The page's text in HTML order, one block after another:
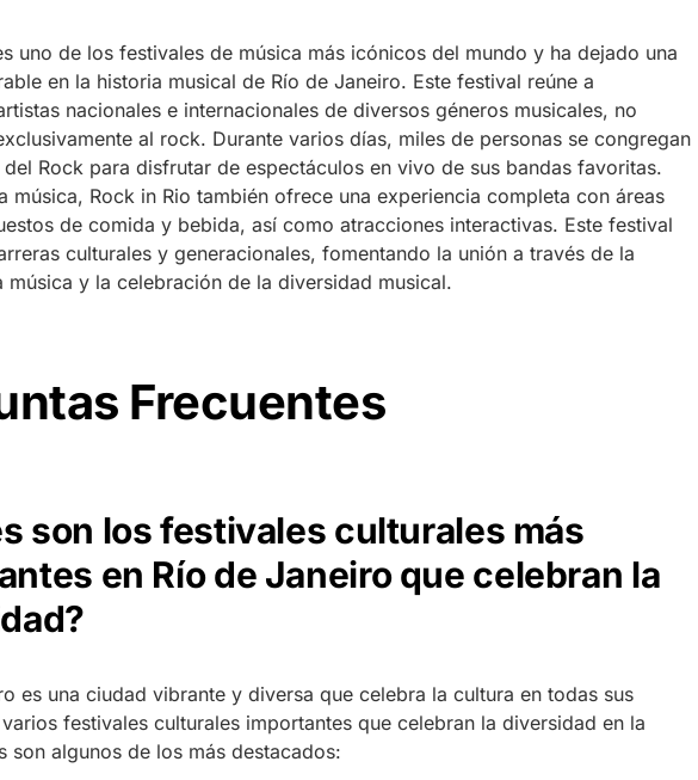
uno de los festivales de música más icónicos del mundo y ha dejado una
en la historia musical de Río de Janeiro. Este festival reúne a
nacionales e internacionales de diversos géneros musicales, no
al rock. Durante varios días, miles de personas se congregan
Rock para disfrutar de espectáculos en vivo de sus bandas favoritas.
música, Rock in Rio también ofrece una experiencia completa con áreas
de comida y bebida, así como atracciones interactivas. Este festival
culturales y generacionales, fomentando la unión a través de la
música y la celebración de la diversidad musical.
Frecuentes
son los festivales culturales más
en Río de Janeiro que celebran la
es una ciudad vibrante y diversa que celebra la cultura en todas sus
festivales culturales importantes que celebran la diversidad en la
son algunos de los más destacados: